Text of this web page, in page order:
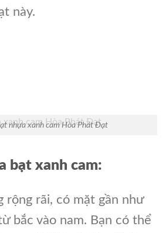
này.
nhựa xanh cam Hòa Phát Đạt
bạt xanh cam:
rộng rãi, có mặt gần như
bắc vào nam. Bạn có thể